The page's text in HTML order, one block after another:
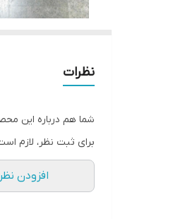
نظرات
شما هم درباره این
برای ثبت نظر، لازم
افزودن نظر